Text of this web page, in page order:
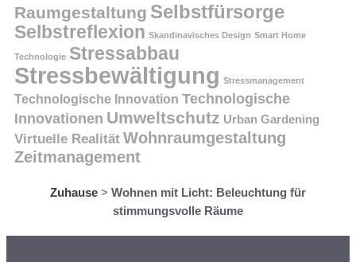
Raumgestaltung Selbstfürsorge
Selbstreflexion Skandinavisches Design Smart Home
Technologie Stressabbau
Stressbewältigung Stressmanagement
Technologische Innovation Technologische
Innovationen Umweltschutz Urban Gardening
Virtuelle Realität Wohnraumgestaltung
Zeitmanagement
Zuhause > Wohnen mit Licht: Beleuchtung für
stimmungsvolle Räume